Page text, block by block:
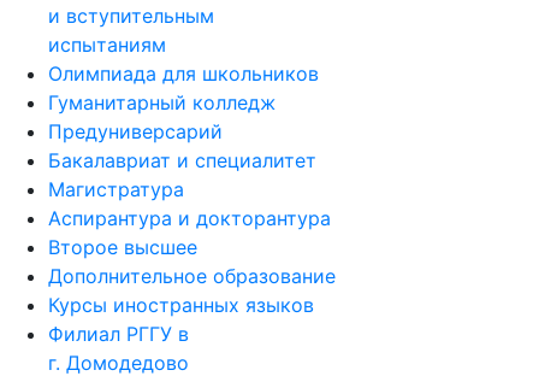
и вступительным
испытаниям
Олимпиада для школьников
Гуманитарный колледж
Предуниверсарий
Бакалавриат и специалитет
Магистратура
Аспирантура и докторантура
Второе высшее
Дополнительное образование
Курсы иностранных языков
Филиал РГГУ в
г. Домодедово